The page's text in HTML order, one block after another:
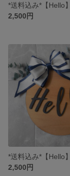
2,500円
2,500円